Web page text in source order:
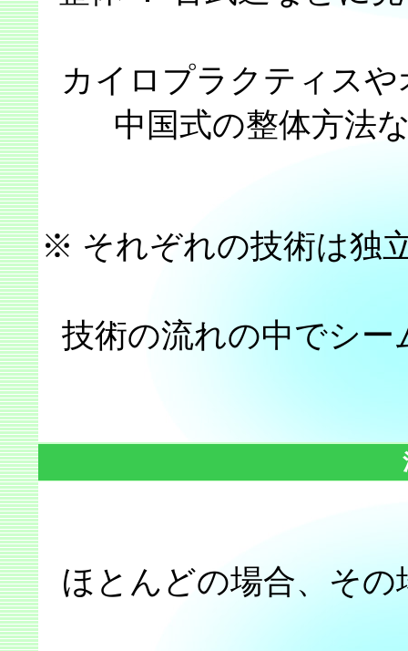
カイロプラクティス
中国式の整体方法
※ それぞれの技術は独
技術の流れの中でシ
ほとんどの場合、そ